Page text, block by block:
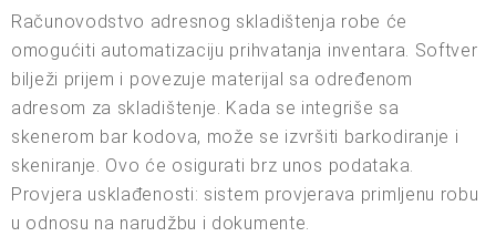
Računovodstvo adresnog skladištenja robe će
omogućiti automatizaciju prihvatanja inventara. Softver
bilježi prijem i povezuje materijal sa određenom
adresom za skladištenje. Kada se integriše sa
skenerom bar kodova, može se izvršiti barkodiranje i
skeniranje. Ovo će osigurati brz unos podataka.
Provjera usklađenosti: sistem provjerava primljenu robu
u odnosu na narudžbu i dokumente.